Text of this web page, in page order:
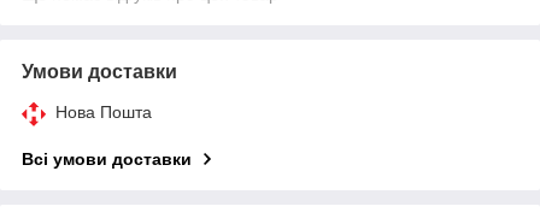
Умови доставки
Нова Пошта
Всі умови доставки